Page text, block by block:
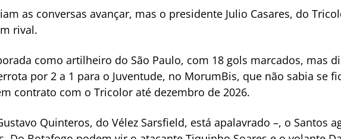
as conversas avançar, mas o presidente Julio Casares, do
rival.
como artilheiro do São Paulo, com 18 gols marcados, mas
por 2 a 1 para o Juventude, no MorumBis, que não sabia se
contrato com o Tricolor até dezembro de 2026.
Quinteros, do Vélez Sarsfield, está apalavrado –, o Santos